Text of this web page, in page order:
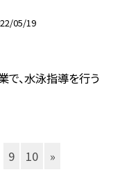
05/19
で、水泳指導を行う
9 10 »